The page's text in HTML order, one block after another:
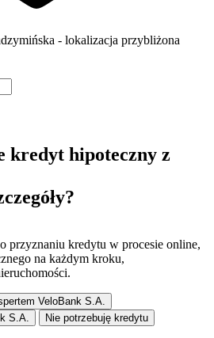
- lokalizacja przybliżona
kredyt hipoteczny z
przyznaniu kredytu w procesie online,
na każdym kroku,
VeloBank S.A.
S.A.
Nie potrzebuję kredytu